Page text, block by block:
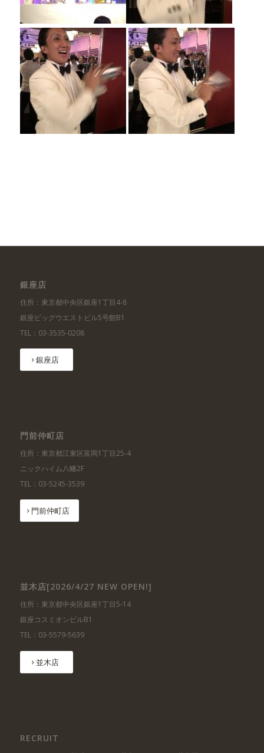
銀座店
住所：東京都中央区銀座1丁目4-8
銀座ビッグウエストビル5号館B1
TEL：03-3535-0208
銀座店
門前仲町店
住所：東京都江東区富岡1丁目25-4
ニックハイム八幡2F
TEL：03-5245-3539
門前仲町店
並木店[2026/4/27 NEW OPEN!]
住所：東京都中央区銀座1丁目5-14
銀座コスミオンビルB1
TEL：03-5579-5639
並木店
RECRUIT